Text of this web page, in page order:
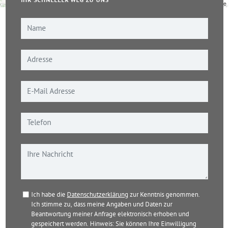
© OpenStreetMap-Mitwirkende
Ich habe die Datenschutzerklärung zur Kenntnis genommen.
Ich stimme zu, dass meine Angaben und Daten zur
Beantwortung meiner Anfrage elektronisch erhoben und
gespeichert werden. Hinweis: Sie können Ihre Einwilligung